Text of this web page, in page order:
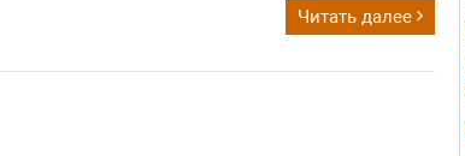
Читать далее